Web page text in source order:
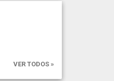
VER TODOS »